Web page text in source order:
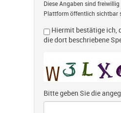
Diese Angaben sind
Plattform öffentlich sichtbar
Hiermit bestätige ich,
die dort beschriebene
Bitte geben Sie die